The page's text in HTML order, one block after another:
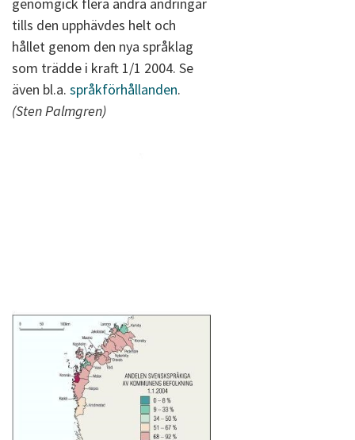
tills den upphävdes helt och
hållet genom den nya språklag
som trädde i kraft 1/1 2004. Se
även bl.a. språkförhållanden.
(Sten Palmgren)